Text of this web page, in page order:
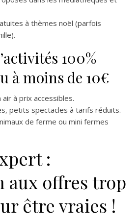
à thèmes noël (parfois
100%
à moins de 10€
à prix accessibles.
petits spectacles à tarifs réduits.
de ferme ou mini fermes
:
aux offres trop
être vraies !